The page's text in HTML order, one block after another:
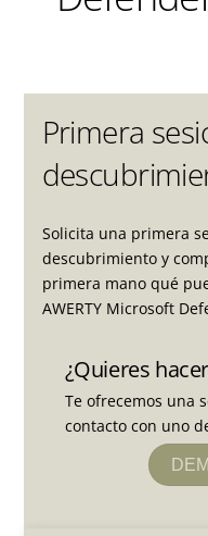
Primera
Solicita una primera
descubrimiento y
primera mano qué
AWERTY Microsoft
¿Quieres
Te ofrecemos una
contacto con uno